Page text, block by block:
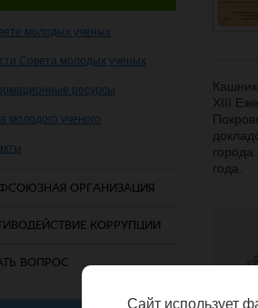
молодых ученых
Совета молодых ученых
ресурсы
молодого ученого
ОРГАНИЗАЦИЯ
КОРРУПЦИИ
ВОПРОС
XIII
года.
Сайт использует